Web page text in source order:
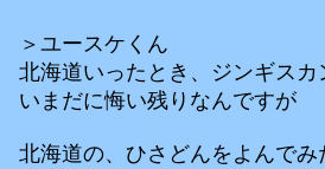
＞ユースケくん
北海道いったとき、ジンギスカ
いまだに悔い残りなんですが
北海道の、ひさどんをよんでみ